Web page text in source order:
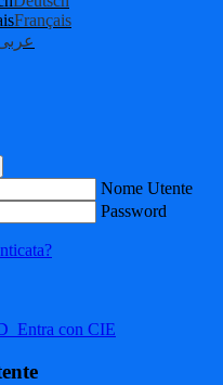
Français
Nome Utente
Password
Entra con CIE